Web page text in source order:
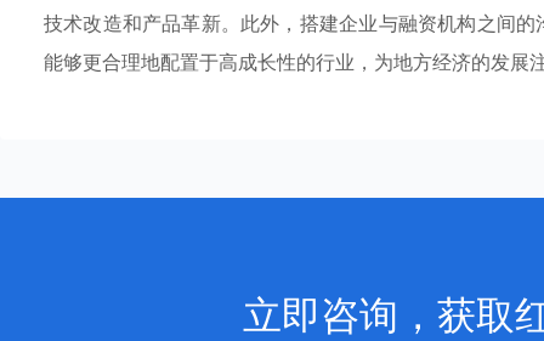
技术改造和产品革新。此外，搭建企业与融资机构之间
能够更合理地配置于高成长性的行业，为地方经济的发展
立即咨询，获取